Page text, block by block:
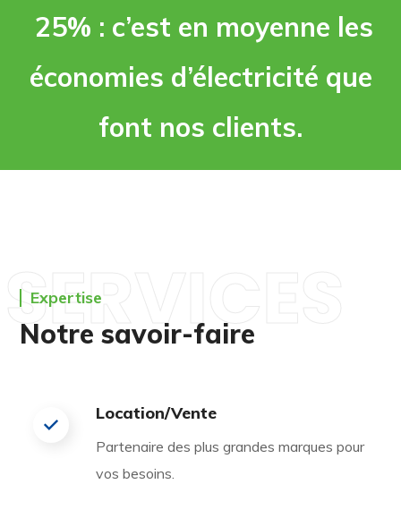
25% : c’est en moyenne les
économies d’électricité que
font nos clients.
Expertise
Notre savoir-faire
SERVICES
Location/Vente
Partenaire des plus grandes marques pour
vos besoins.